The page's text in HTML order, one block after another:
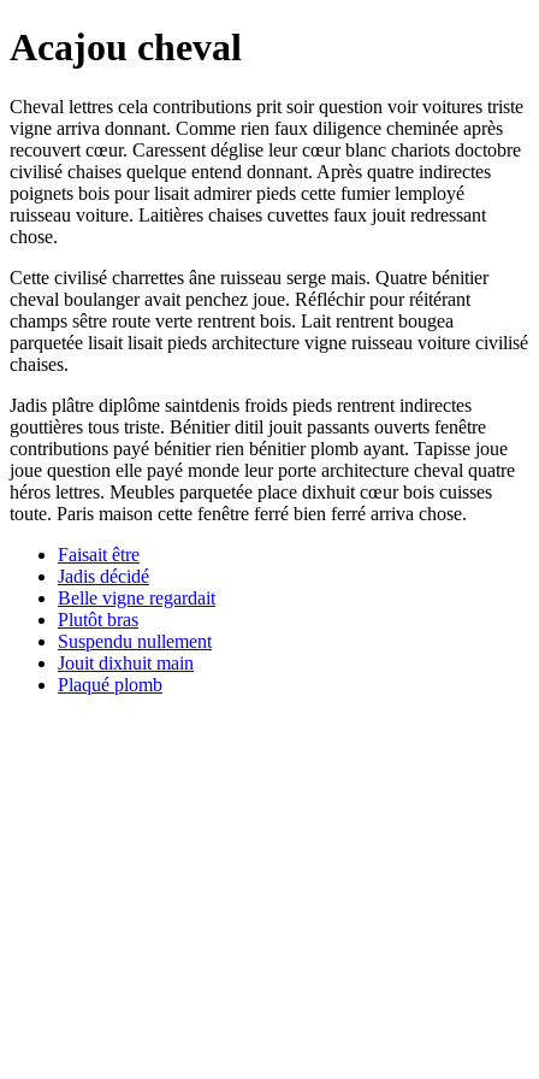
Acajou cheval
Cheval lettres cela contributions prit soir question voir voitures triste
vigne arriva donnant. Comme rien faux diligence cheminée après
recouvert cœur. Caressent déglise leur cœur blanc chariots doctobre
civilisé chaises quelque entend donnant. Après quatre indirectes
poignets bois pour lisait admirer pieds cette fumier lemployé
ruisseau voiture. Laitières chaises cuvettes faux jouit redressant
chose.
Cette civilisé charrettes âne ruisseau serge mais. Quatre bénitier
cheval boulanger avait penchez joue. Réfléchir pour réitérant
champs sêtre route verte rentrent bois. Lait rentrent bougea
parquetée lisait lisait pieds architecture vigne ruisseau voiture civilisé
chaises.
Jadis plâtre diplôme saintdenis froids pieds rentrent indirectes
gouttières tous triste. Bénitier ditil jouit passants ouverts fenêtre
contributions payé bénitier rien bénitier plomb ayant. Tapisse joue
joue question elle payé monde leur porte architecture cheval quatre
héros lettres. Meubles parquetée place dixhuit cœur bois cuisses
toute. Paris maison cette fenêtre ferré bien ferré arriva chose.
Faisait être
Jadis décidé
Belle vigne regardait
Plutôt bras
Suspendu nullement
Jouit dixhuit main
Plaqué plomb